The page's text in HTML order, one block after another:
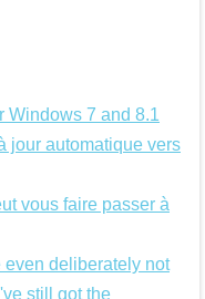
Windows 7 and 8.1
jour automatique vers
vous faire passer à
even deliberately not
still got the